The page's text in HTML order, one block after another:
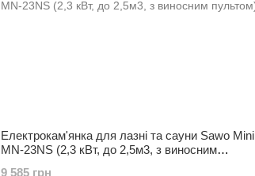
Електрокам'янка для лазні та сауни Sawo Mini
MN-23NS (2,3 кВт, до 2,5м3, з виносним
9 585 грн